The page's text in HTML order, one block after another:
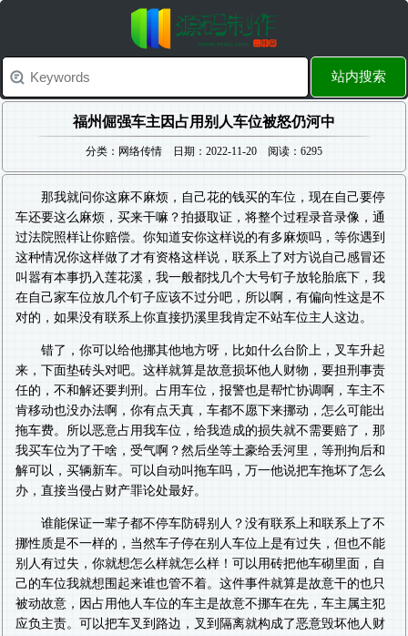
站内搜索
福州倔强车主因占用别人车位被怒仍河中
分类：网络传情 日期：2022-11-20 阅读：6295
那我就问你这麻不麻烦，自己花的钱买的车位，现在自己要停
车还要这么麻烦，买来干嘛？拍摄取证，将整个过程录音录像，通
过法院照样让你赔偿。你知道安你这样说的有多麻烦吗，等你遇到
这种情况你这样做了才有资格这样说，联系上了对方说自己感冒还
叫嚣有本事扔入莲花溪，我一般都找几个大号钉子放轮胎底下，我
在自己家车位放几个钉子应该不过分吧，所以啊，有偏向性这是不
对的，如果没有联系上你直接扔溪里我肯定不站车位主人这边。
错了，你可以给他挪其他地方呀，比如什么台阶上，叉车升起
来，下面垫砖头对吧。这样就算是故意损坏他人财物，要担刑事责
任的，不和解还要判刑。占用车位，报警也是帮忙协调啊，车主不
肯移动也没办法啊，你有点天真，车都不愿下来挪动，怎么可能出
拖车费。所以恶意占用我车位，给我造成的损失就不需要赔了，那
我买车位为了干啥，受气啊？然后坐等土豪给丢河里，等刑拘后和
解可以，买辆新车。可以自动叫拖车吗，万一他说把车拖坏了怎么
办，直接当侵占财产罪论处最好。
谁能保证一辈子都不停车防碍别人？没有联系上和联系上了不
挪性质是不一样的，当然车子停在别人车位上是有过失，但也不能
别人有过失，你就想怎么样就怎么样！可以用砖把他车砌里面，自
己的车位我就想围起来谁也管不着。这件事件就算是故意干的也只
被动故意，因占用他人车位的车主是故意不挪车在先，车主属主犯
应负主责。可以把车叉到路边，叉到隔离就构成了恶意毁坏他人财